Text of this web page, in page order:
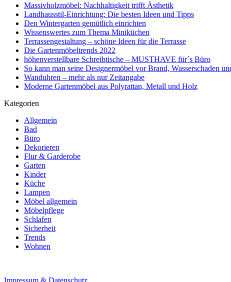
Massivholzmöbel: Nachhaltigkeit trifft Ästhetik
Landhausstil-Einrichtung: Die besten Ideen und Tipps
Den Wintergarten gemütlich einrichten
Wissenswertes zum Thema Miniküchen
Terrassengestaltung – schöne Ideen für die Terrasse
Die Gartenmöbeltrends 2022
höhenverstellbare Schreibtische – MUSTHAVE für´s Büro
So kann man seine Designermöbel vor Brand, Wasserschaden
Wanduhren – mehr als nur Zeitangabe
Moderne Gartenmöbel aus Polyrattan, Metall und Holz
Kategorien
Allgemein
Bad
Büro
Dekorieren
Flur & Garderobe
Garten
Kinder
Küche
Lampen
Möbel allgemein
Möbelpflege
Schlafen
Sicherheit
Trends
Wohnen
Impressum & Datenschutz